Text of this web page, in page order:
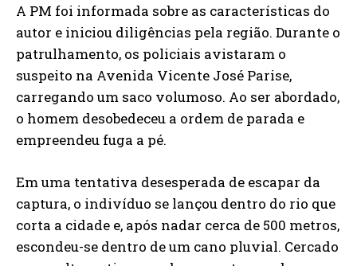
A PM foi informada sobre as características do
autor e iniciou diligências pela região. Durante o
patrulhamento, os policiais avistaram o
suspeito na Avenida Vicente José Parise,
carregando um saco volumoso. Ao ser abordado,
o homem desobedeceu a ordem de parada e
empreendeu fuga a pé.
Em uma tentativa desesperada de escapar da
captura, o indivíduo se lançou dentro do rio que
corta a cidade e, após nadar cerca de 500 metros,
escondeu-se dentro de um cano pluvial. Cercado